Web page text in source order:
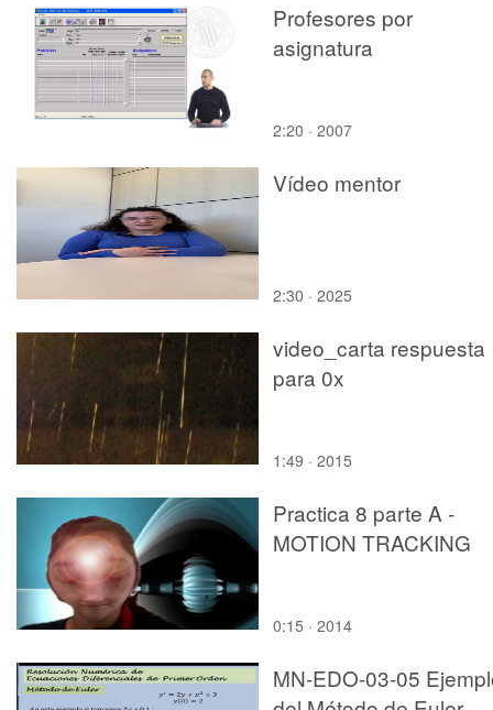
Profesores por
asignatura
2:20 · 2007
Vídeo mentor
2:30 · 2025
video_carta respuesta
para 0x
1:49 · 2015
Practica 8 parte A -
MOTION TRACKING
0:15 · 2014
MN-EDO-03-05